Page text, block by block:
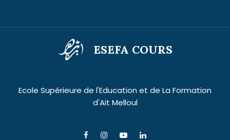
ESEFA COURS
Ecole Supérieure de l'Education et de La Formation
d'Ait Melloul